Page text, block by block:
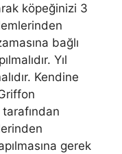
köpeğinizi 3
bağlı
Yıl
Kendine
gerek